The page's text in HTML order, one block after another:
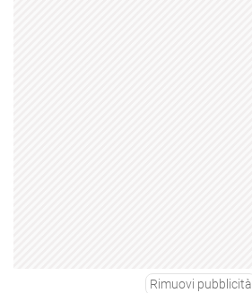
Rimuovi pubblicità